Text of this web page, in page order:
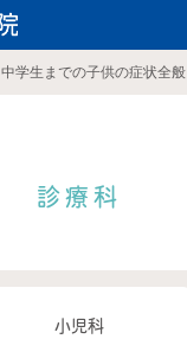
中学生までの子供の症状全般
診療科
小児科